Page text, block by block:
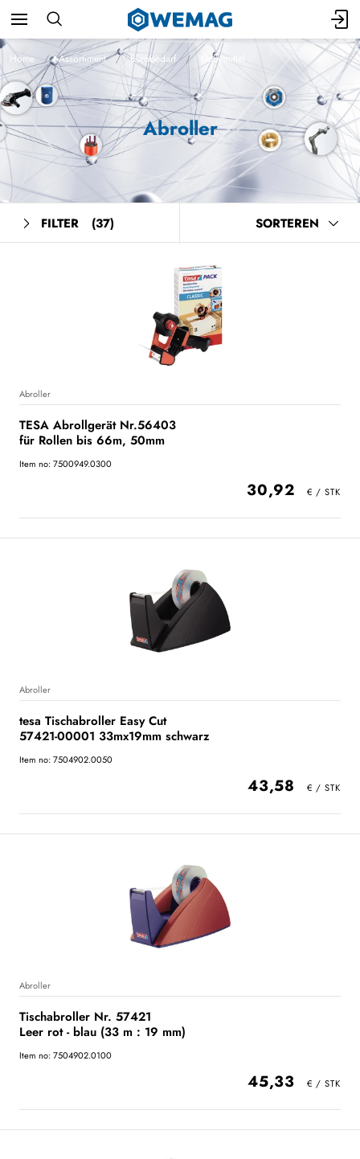
Home Assortiment Bürobedarf Klebemittel
Abroller
FILTER (37) SORTEREN
Abroller
TESA Abrollgerät Nr.56403
für Rollen bis 66m, 50mm
Item no: 7500949.0300
30,92
Abroller
tesa Tischabroller Easy Cut
57421-00001 33mx19mm schwarz
Item no: 7504902.0050
43,58
Abroller
Tischabroller Nr. 57421
Leer rot - blau (33 m : 19 mm)
Item no: 7504902.0100
45,33